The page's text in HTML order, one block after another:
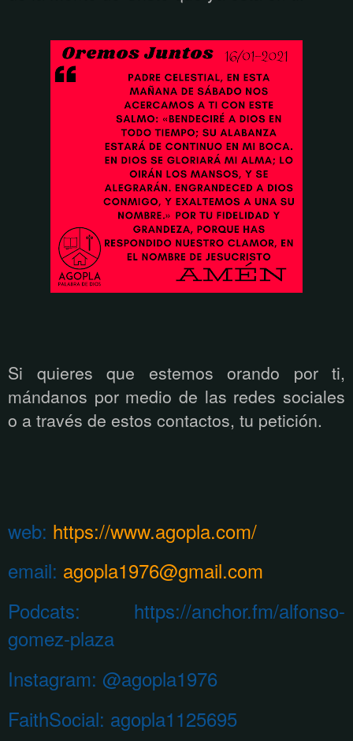
Si quieres que estemos orando por ti,
mándanos por medio de las redes sociales
o a través de estos contactos, tu petición.
web: https://www.agopla.com/
email: agopla1976@gmail.com
Podcats: https://anchor.fm/alfonso-
gomez-plaza
Instagram: @agopla1976
FaithSocial: agopla1125695